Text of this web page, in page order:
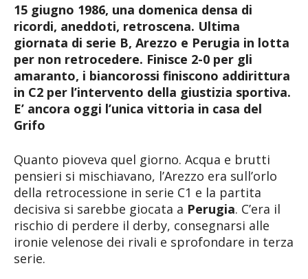
15 giugno 1986, una domenica densa di
ricordi, aneddoti, retroscena. Ultima
giornata di serie B, Arezzo e Perugia in lotta
per non retrocedere. Finisce 2-0 per gli
amaranto, i biancorossi finiscono addirittura
in C2 per l’intervento della giustizia sportiva.
E’ ancora oggi l’unica vittoria in casa del
Grifo
Quanto pioveva quel giorno. Acqua e brutti
pensieri si mischiavano, l’Arezzo era sull’orlo
della retrocessione in serie C1 e la partita
decisiva si sarebbe giocata a Perugia. C’era il
rischio di perdere il derby, consegnarsi alle
ironie velenose dei rivali e sprofondare in terza
serie.